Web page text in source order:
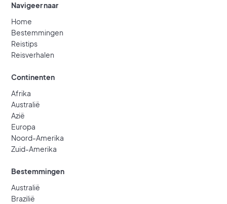
Navigeer naar
Home
Bestemmingen
Reistips
Reisverhalen
Continenten
Afrika
Australië
Azië
Europa
Noord-Amerika
Zuid-Amerika
Bestemmingen
Australië
Brazilië